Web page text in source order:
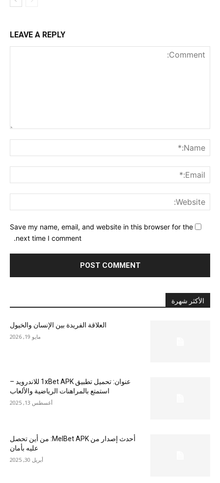
LEAVE A REPLY
Save my name, email, and website in this browser for the
next time I comment.
الأكثر شهرة
العلاقة الفريدة بين الإنسان والخيول
مايو 19, 2026
عنوان: تحميل تطبيق 1xBet APK للاندرويد –
استمتع بالمراهنات الرياضية والألعاب
أغسطس 13, 2025
أحدث إصدار من MelBet APK: من أين تحصل
عليه بأمان
أبريل 30, 2025